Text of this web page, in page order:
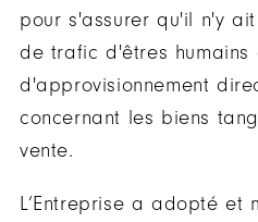
pour s'assurer qu'il n'y
de trafic d'êtres humains
d'approvisionnement
concernant les biens
vente.
L’Entreprise a adopté et